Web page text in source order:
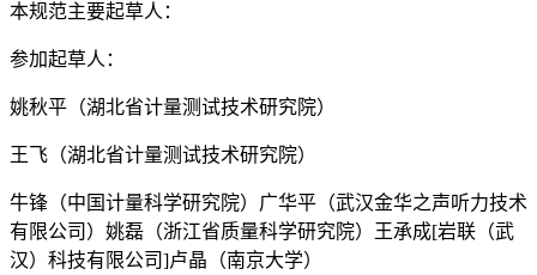
本规范主要起草人：
参加起草人：
姚秋平（湖北省计量测试技术研究院）
王飞（湖北省计量测试技术研究院）
牛锋（中国计量科学研究院）广华平（武汉金华之声听力技术
有限公司）姚磊（浙江省质量科学研究院）王承成[岩联（武
汉）科技有限公司]卢晶（南京大学）